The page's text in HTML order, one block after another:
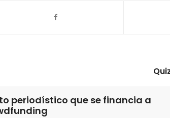
periodístico que se financia a